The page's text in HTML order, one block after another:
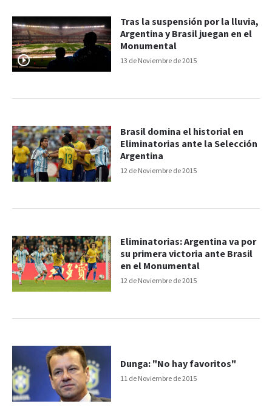
13 de Noviembre de 2015
Tras la suspensión por la lluvia,
Argentina y Brasil juegan en el
Monumental
12 de Noviembre de 2015
Brasil domina el historial en
Eliminatorias ante la Selección
Argentina
12 de Noviembre de 2015
Eliminatorias: Argentina va por
su primera victoria ante Brasil
en el Monumental
11 de Noviembre de 2015
Dunga: "No hay favoritos"